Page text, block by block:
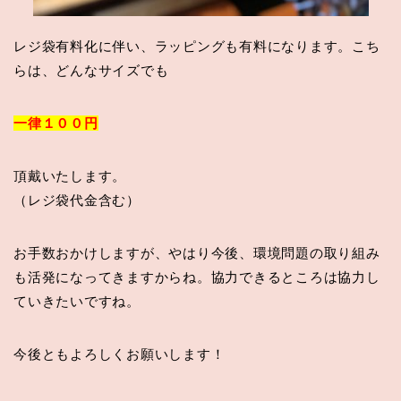
レジ袋有料化に伴い、ラッピングも有料になります。こち
らは、どんなサイズでも
一律１００円
頂戴いたします。
（レジ袋代金含む）
お手数おかけしますが、やはり今後、環境問題の取り組み
も活発になってきますからね。協力できるところは協力し
ていきたいですね。
今後ともよろしくお願いします！